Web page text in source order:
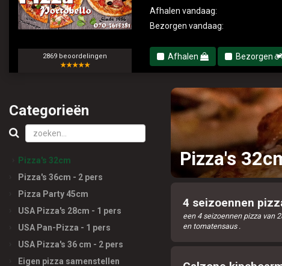
2869 beoordelingen
★★★★★
Afhalen vandaag:
Bezorgen vandaag:
Afhalen Bezorgen
Categorieën
Pizza's 32cm
Pizza's 36cm - 2 pers
Pizza Party 45cm
USA Pizza's 28cm - 1 pers
USA Pan-Pizza - 1 pers
USA Pizza's 36 cm - 2 pers
Eigen pizza samenstellen
Pizza's
4 seizoennen
een 4 seizoennen pizza van
en tomatensaus .